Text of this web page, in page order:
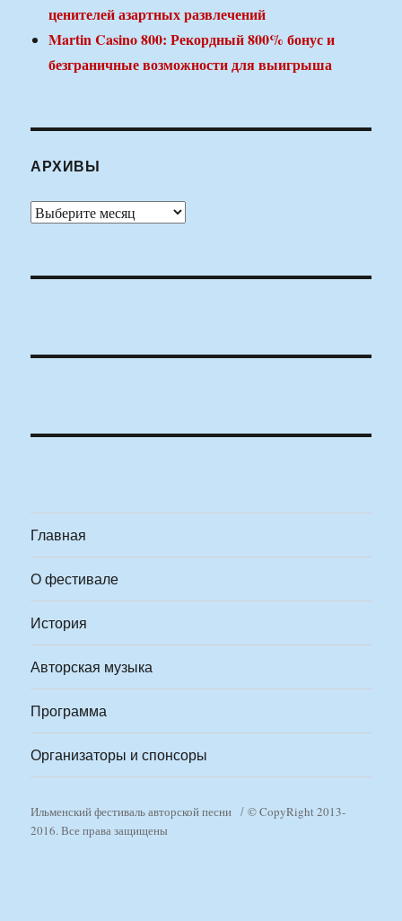
ценителей азартных развлечений
Martin Casino 800: Рекордный 800% бонус и
безграничные возможности для выигрыша
АРХИВЫ
Архивы
Главная
О фестивале
История
Авторская музыка
Программа
Организаторы и спонсоры
Ильменский фестиваль авторской песни
© CopyRight 2013-
2016. Все права защищены